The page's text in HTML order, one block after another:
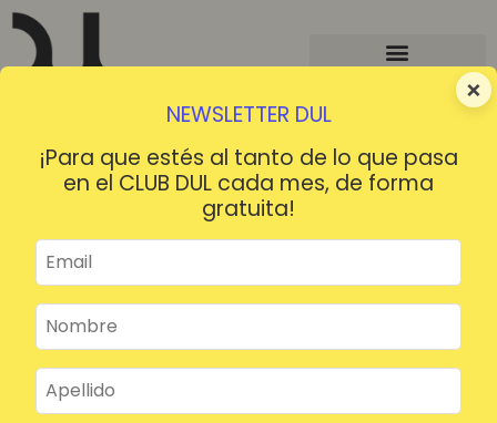
×
NEWSLETTER DUL
¡Para que estés al tanto de lo que pasa
en el CLUB DUL cada mes, de forma
gratuita!
¡HOLA!